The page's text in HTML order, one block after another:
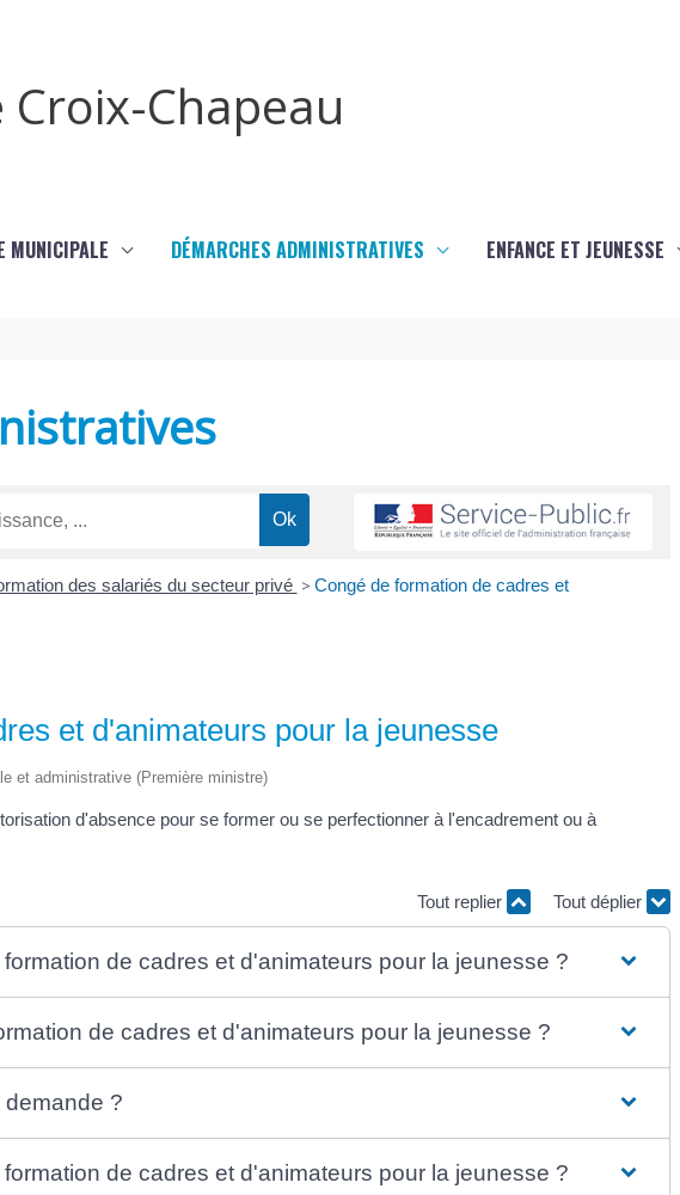
Chapeau
MUNICIPALE DÉMARCHES ADMINISTRATIVES ENFANCE ET JEUNESSE
des salariés du secteur privé > Congé de formation de cadres et
et d'animateurs pour la jeunesse
et administrative (Première ministre)
d'absence pour se former ou se perfectionner à l'encadrement ou à
Tout replier Tout déplier
de cadres et d'animateurs pour la jeunesse ?
de cadres et d'animateurs pour la jeunesse ?
demande ?
de cadres et d'animateurs pour la jeunesse ?